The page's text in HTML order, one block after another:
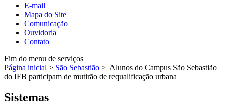
E-mail
Mapa do Site
Comunicação
Ouvidoria
Contato
Fim do menu de serviços
Página inicial > São Sebastião > Alunos do Campus São Sebastião
do IFB participam de mutirão de requalificação urbana
Sistemas